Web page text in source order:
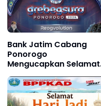
Bank Jatim Cabang
Ponorogo
Mengucapkan Selamat
dan Sukses Grebeg
Suro, Festival Reog
Remaja XXII & Festival
Nasional Reog